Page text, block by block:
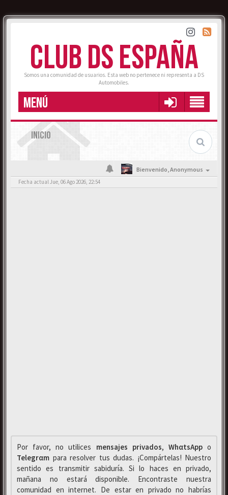
CLUB DS ESPAÑA
Somos una comunidad de usuarios. Esta web no pertenece ni representa a DS
Automobiles.
MENÚ
INICIO
Bienvenido,Anonymous
Fecha actual Jue, 06 Ago 2026, 22:54
Por favor, no utilices mensajes privados, WhαtsAppo
Telegrαm para resolver tus dudas. ¡Compártelas! Nuestro
sentido es transmitir sabiduría. Si lo haces en privado,
mañana no estará disponible. Encontraste nuestra
comunidad en internet. De estar en privado no habrías